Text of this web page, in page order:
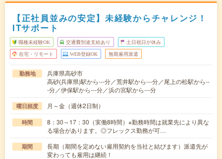
【正社員並みの安定】未経験からチャレンジ！
ITサポート
職種未経験OK 交通費別途支給あり 土日祝日が休み
在宅・リモート WEB登録OK 無期雇用派遣
勤務地
兵庫県高砂市
高砂(兵庫県)駅から---分／荒井駅から---分／尾上の松駅から--
-分／伊保駅から---分／浜の宮駅から---分
曜日頻度 月～金（週休2日制）
時間
8：30～17：30（実働8時間）※勤務時間は就業先により異な
る場合があります。◎フレックス勤務が可…
期間
長期（期間を定めない雇用契約を当社と結びます）派遣先が
変わっても雇用は継続！